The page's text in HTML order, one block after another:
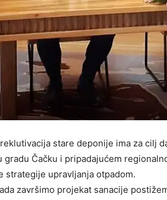
stare deponije ima za cilj
gradu Čačku i pripadajućem
strategije upravljanja otpadom.
završimo projekat sanacije